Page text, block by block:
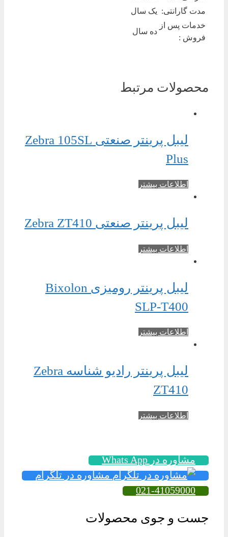
مدت گارانتی: یک سال
خدمات پس از
فروش :
ده سال
محصولات مرتبط
لیبل پرینتر صنعتی Zebra 105SL
Plus
اطلاعات بیشتر
لیبل پرینتر صنعتی Zebra ZT410
اطلاعات بیشتر
لیبل پرینتر رومیزی Bixolon
SLP-T400
اطلاعات بیشتر
لیبل پرینتر رادیو شناسه Zebra
ZT410
اطلاعات بیشتر
مشاوره در Whats App
مشاوره در تلگرام
021-41059000
جست و جوی محصولات